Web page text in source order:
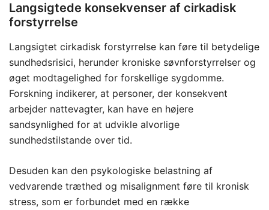
Langsigtede konsekvenser af cirkadisk
forstyrrelse
Langsigtet cirkadisk forstyrrelse kan føre til betydelige
sundhedsrisici, herunder kroniske søvnforstyrrelser og
øget modtagelighed for forskellige sygdomme.
Forskning indikerer, at personer, der konsekvent
arbejder nattevagter, kan have en højere
sandsynlighed for at udvikle alvorlige
sundhedstilstande over tid.
Desuden kan den psykologiske belastning af
vedvarende træthed og misalignment føre til kronisk
stress, som er forbundet med en række